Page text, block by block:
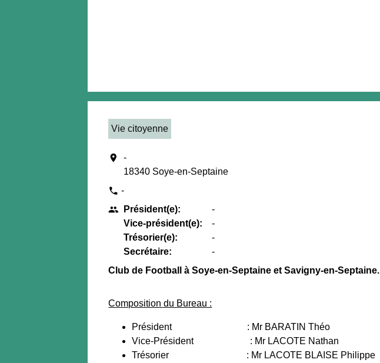
Vie citoyenne
location_on
-
18340 Soye-en-Septaine
phone -
people
Président(e):
Vice-président(e):
Trésorier(e):
Secrétaire:
-
-
-
-
Club de Football à Soye-en-Septaine et Savigny-en-Septaine.
Composition du Bureau :
Président : Mr BARATIN Théo
Vice-Président : Mr LACOTE Nathan
Trésorier : Mr LACOTE BLAISE Philippe